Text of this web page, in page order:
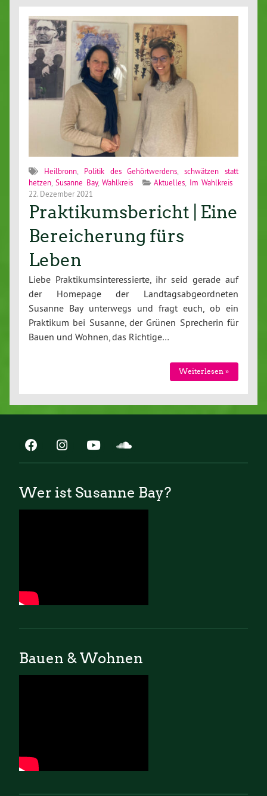
Heilbronn, Politik des Gehörtwerdens ,schwätzen statt
hetzen ,Susanne Bay,Wahlkreis Aktuelles Im Wahlkreis
22. Dezember 2021
Praktikumsbericht | Eine
Bereicherung fürs
Leben
Liebe Praktikumsinteressierte, ihr seid gerade auf
der Homepage der Landtagsabgeordneten
Susanne Bay unterwegs und fragt euch, ob ein
Praktikum bei Susanne, der Grünen Sprecherin für
Bauen und Wohnen, das Richtige…
Weiterlesen »
Wer ist Susanne Bay?
Bauen & Wohnen